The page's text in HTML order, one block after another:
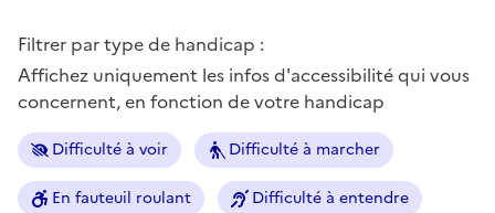
Filtrer par type de handicap :
Affichez uniquement les infos d'accessibilité qui vous
concernent, en fonction de votre handicap
Difficulté à voir Difficulté à marcher
En fauteuil roulant Difficulté à entendre